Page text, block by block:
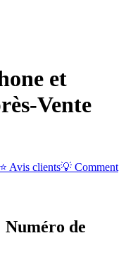
et
Vente
⭐ Avis clients💡 Comment
de